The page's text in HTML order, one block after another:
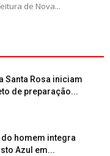
de Nova...
Santa Rosa iniciam
de preparação...
homem integra
Azul em...